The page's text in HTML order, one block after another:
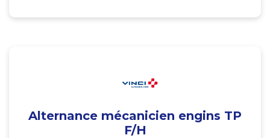
Alternance mécanicien engins TP
F/H